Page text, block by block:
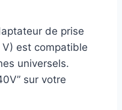
de prise
est compatible
universels.
sur votre